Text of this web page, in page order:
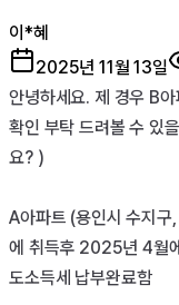
이*혜
2025년 11월 13일
안녕하세요. 제 경우 B
확인 부탁 드려볼 수 있
요? )
A아파트 (용인시 수지
에 취득후 2025년 4월
도소득세 납부완료함